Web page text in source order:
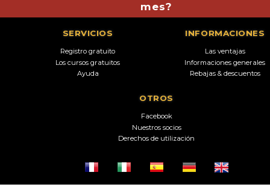
mes?
SERVICIOS
Registro gratuito
Los cursos gratuitos
Ayuda
INFORMACIONES
Las ventajas
Informaciones generales
Rebajas & descuentos
OTROS
Facebook
Nuestros socios
Derechos de utilización